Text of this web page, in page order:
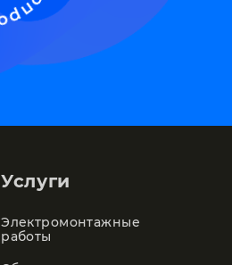
Услуги
Электромонтажные
работы